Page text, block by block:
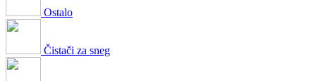
Ostalo
Čistači za sneg